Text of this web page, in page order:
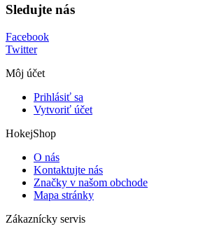
Sledujte nás
Facebook
Twitter
Môj účet
Prihlásiť sa
Vytvoriť účet
HokejShop
O nás
Kontaktujte nás
Značky v našom obchode
Mapa stránky
Zákaznícky servis